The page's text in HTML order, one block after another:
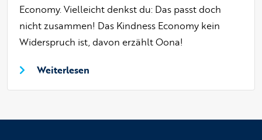
Economy. Vielleicht denkst du: Das passt doch
nicht zusammen! Das Kindness Economy kein
Widerspruch ist, davon erzählt Oona!
Weiterlesen